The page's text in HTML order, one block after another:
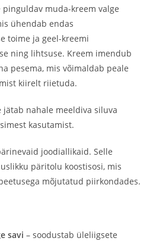
muda-kreem valge
ühendab endas
toime ja geel-kreemi
ning lihtsuse. Kreem imendub
pesema, mis võimaldab peale
kiirelt riietuda.
nahale meeldiva siluva
kasutamist.
joodiallikaid. Selle
päritolu koostisosi, mis
mõjutatud piirkondades.
savi – soodustab üleliigsete